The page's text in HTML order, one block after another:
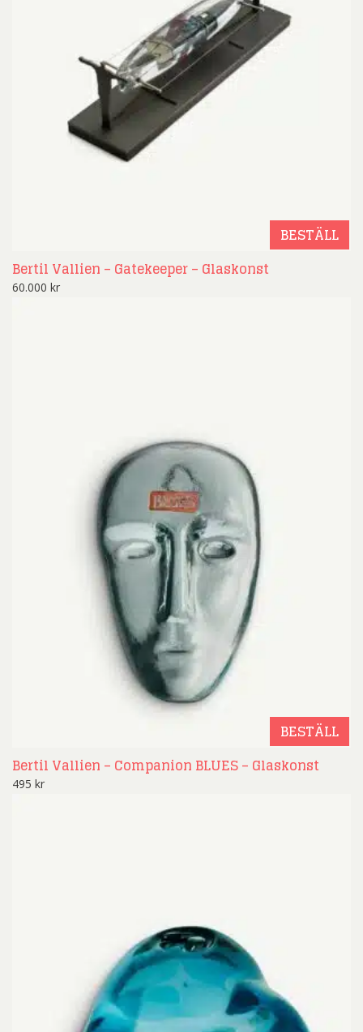
BESTÄLL
Bertil Vallien – Gatekeeper – Glaskonst
60.000 kr
BESTÄLL
Bertil Vallien – Companion BLUES – Glaskonst
495 kr